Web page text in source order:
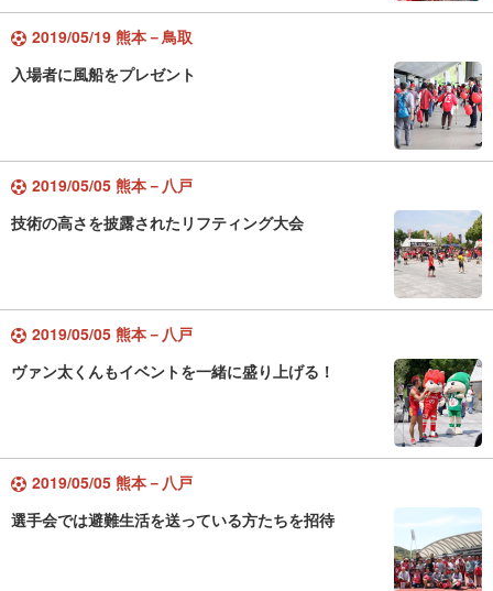
2019/05/19 熊本－鳥取
入場者に風船をプレゼント
2019/05/05 熊本－八戸
技術の高さを披露されたリフティング大会
2019/05/05 熊本－八戸
ヴァン太くんもイベントを一緒に盛り上げる！
2019/05/05 熊本－八戸
選手会では避難生活を送っている方たちを招待